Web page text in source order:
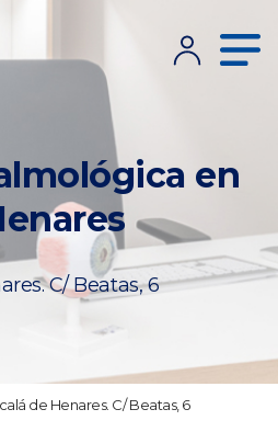
en
C/ Beatas, 6
de Henares. C/ Beatas, 6